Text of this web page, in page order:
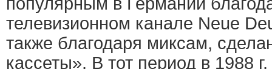
телевизионном канале Neue
также благодаря миксам,
кассеты». В тот период в 1988